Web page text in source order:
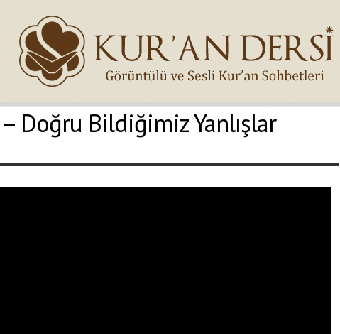
– Doğru Bildiğimiz Yanlışlar
İsminiz (*)